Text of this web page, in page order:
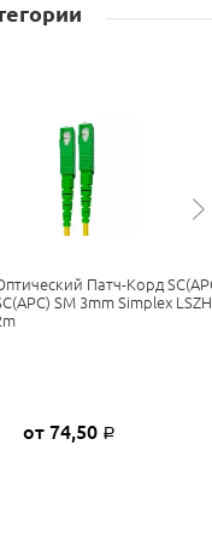
Патч-Корд
SM 3mm Simplex LSZH
от 74,50 Р